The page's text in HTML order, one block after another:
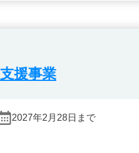
援事業
2027年2月28日まで